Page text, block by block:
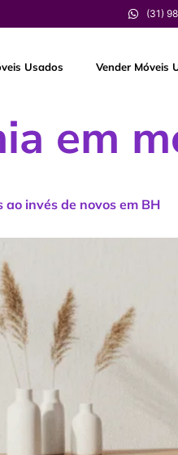
(31)
Usados Vender Móveis
em
invés de novos em BH